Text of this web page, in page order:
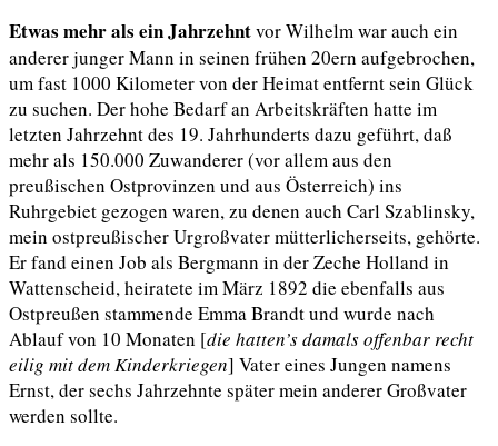
Etwas mehr als ein Jahrzehntvor Wilhelm war auch ein
anderer junger Mann in seinen frühen 20ern aufgebrochen,
um fast 1000 Kilometer von der Heimat entfernt sein Glück
zu suchen. Der hohe Bedarf an Arbeitskräften hatte im
letzten Jahrzehnt des 19. Jahrhunderts dazu geführt, daß
mehr als 150.000 Zuwanderer (vor allem aus den
preußischen Ostprovinzen und aus Österreich) ins
Ruhrgebiet gezogen waren, zu denen auch Carl Szablinsky,
mein ostpreußischer Urgroßvater mütterlicherseits, gehörte.
Er fand einen Job als Bergmann in der Zeche Holland in
Wattenscheid, heiratete im März 1892 die ebenfalls aus
Ostpreußen stammende Emma Brandt und wurde nach
Ablauf von 10 Monaten [die hatten’s damals offenbar recht
eilig mit dem Kinderkriegen] Vater eines Jungen namens
Ernst, der sechs Jahrzehnte später mein anderer Großvater
werden sollte.